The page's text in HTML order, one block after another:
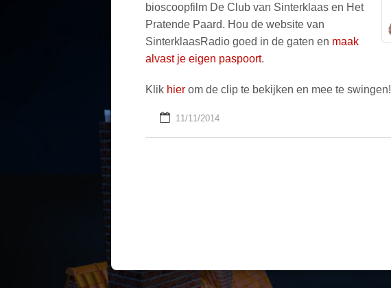
bioscoopfilm De Club van Sinterklaas en Het
Pratende Paard. Hou de website van
SinterklaasRadio goed in de gaten en maak
alvast je eigen paspoort.
Klik hier om de clip te bekijken en mee te swingen!
11/11/2014